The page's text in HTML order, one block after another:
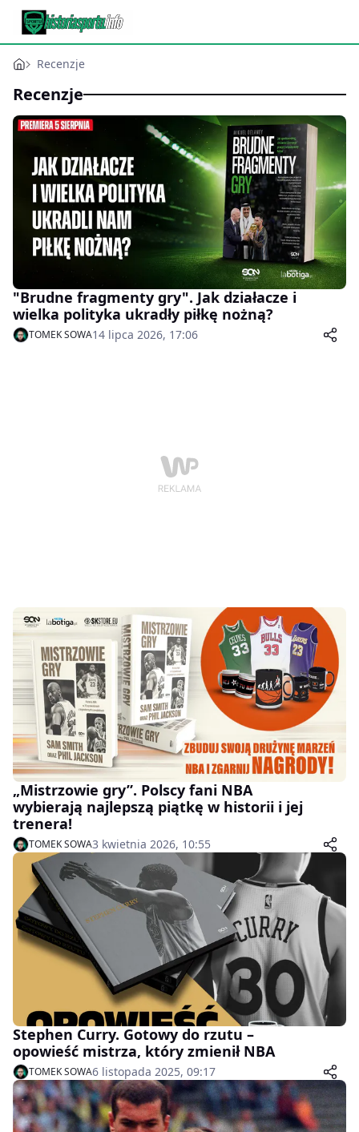
Recenzje
Recenzje
"Brudne fragmenty gry". Jak działacze i
wielka polityka ukradły piłkę nożną?
TOMEK SOWA14 lipca 2026, 17:06
„Mistrzowie gry”. Polscy fani NBA
wybierają najlepszą piątkę w historii i jej
trenera!
TOMEK SOWA3 kwietnia 2026, 10:55
Stephen Curry. Gotowy do rzutu –
opowieść mistrza, który zmienił NBA
TOMEK SOWA6 listopada 2025, 09:17